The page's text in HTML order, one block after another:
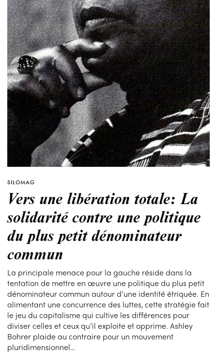
SILOMAG
Vers une libération totale: La
solidarité contre une politique
du plus petit dénominateur
commun
La principale menace pour la gauche réside dans la
tentation de mettre en œuvre une politique du plus petit
dénominateur commun autour d’une identité étriquée. En
alimentant une concurrence des luttes, cette stratégie fait
le jeu du capitalisme qui cultive les différences pour
diviser celles et ceux qu’il exploite et opprime. Ashley
Bohrer plaide au contraire pour un mouvement
pluridimensionnel…